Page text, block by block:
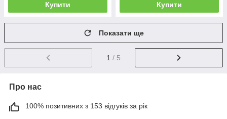
Купити Купити
Показати ще
1 / 5
Про нас
100% позитивних з 153 відгуків за рік